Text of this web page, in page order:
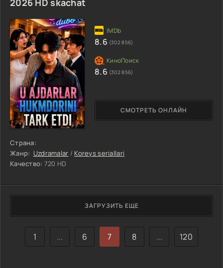
2026 HD skachat
Страна:
Жанр: Uzdramalar / Koreys seriallari
Качество: 720 HD
СМОТРЕТЬ ОНЛАЙН
8.6 (302 856)
8.6 (302 856)
ЗАГРУЗИТЬ ЕЩЕ
1 ... 6 7 8 ... 120